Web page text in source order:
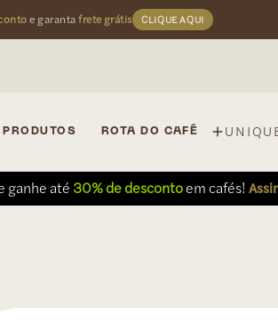
e garantafrete grátis CLIQUE AQUI
PRODUTOS ROTA DO CAFÉ
ganhe até 30% de descontoem cafés!